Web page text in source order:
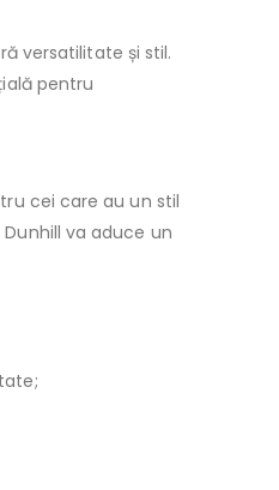
versatilitate și stil.
pentru
cei care au un stil
va aduce un